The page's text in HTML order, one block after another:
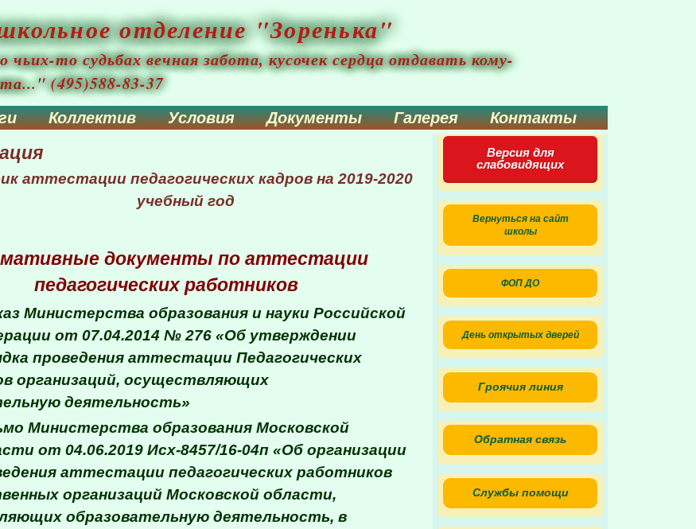
отделение "Зоренька"
то судьбах вечная забота, кусочек сердца отдавать кому-
(495)588-83-37
Коллектив Условия Документы Галерея Контакты
аттестации педагогических кадров на 2019-2020
учебный год
документы по аттестации
педагогических работников
Министерства образования и науки Российской
от 07.04.2014 № 276 «Об утверждении
проведения аттестации Педагогических
организаций, осуществляющих
деятельность»
Министерства образования Московской
от 04.06.2019 Исх-8457/16-04п «Об организации
аттестации педагогических работников
организаций Московской области,
образовательную деятельность, в
Версия для
слабовидящих
Вернуться на сайт
школы
ФОП ДО
День открытых дверей
Гроячия линия
Обратная связь
Службы помощи